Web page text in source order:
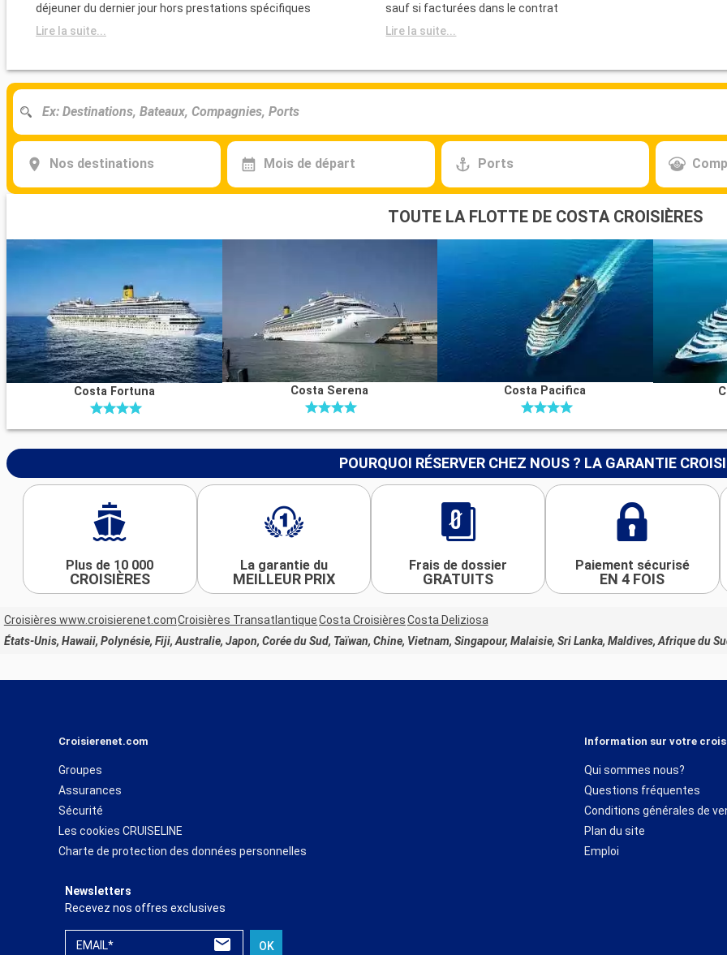
déjeuner du dernier jour hors prestations spécifiques
Lire la suite...
sauf si facturées dans le contrat
Lire la suite...
Nos destinations Mois de départ Ports
TOUTE LA FLOTTE DE COSTA CROISIÈRES
Costa Fortuna Costa Serena Costa Pacifica
POURQUOI RÉSERVER CHEZ NOUS ? LA GARANTIE
Plus de 10 000
CROISIÈRES
La garantie du
MEILLEUR PRIX
Frais de dossier
GRATUITS
Paiement sécurisé
EN 4 FOIS
Croisières www.croisierenet.comCroisières TransatlantiqueCosta CroisièresCosta Deliziosa
États-Unis, Hawaii, Polynésie, Fiji, Australie, Japon, Corée du Sud, Taïwan, Chine, Vietnam, Singapour, Malaisie, Sri Lanka, Maldives, Afrique du
Croisierenet.com
Groupes
Assurances
Sécurité
Les cookies CRUISELINE
Charte de protection des données personnelles
Information sur votre
Qui sommes nous?
Questions fréquentes
Conditions générales de
Plan du site
Emploi
Newsletters
Recevez nos offres exclusives
EMAIL* OK